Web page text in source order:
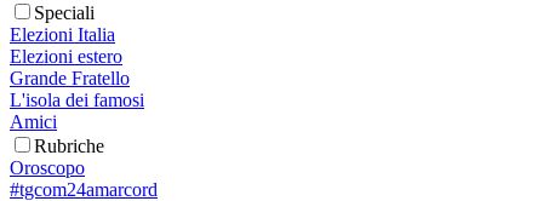
Speciali
Elezioni Italia
Elezioni estero
Grande Fratello
L'isola dei famosi
Amici
Rubriche
Oroscopo
#tgcom24amarcord